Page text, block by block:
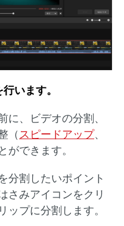
います。
に、ビデオの分割、
（ スピードアップ、
ができます。
分割したいポイント
さみアイコンをクリ
ップに分割します。